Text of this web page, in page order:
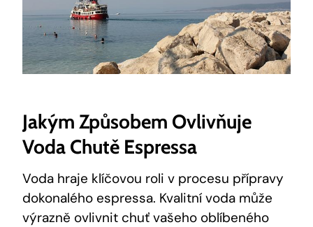
Jakým Způsobem Ovlivňuje
Voda Chutě Espressa
Voda hraje klíčovou roli v procesu přípravy
dokonalého espressa. Kvalitní voda může
výrazně ovlivnit chuť vašeho oblíbeného